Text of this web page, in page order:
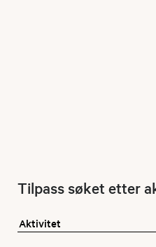
Tilpass søket etter
Aktivitet